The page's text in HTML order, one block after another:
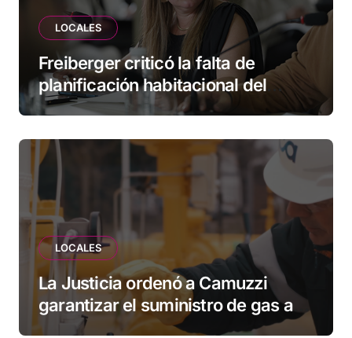
LOCALES
Freiberger criticó la falta de
planificación habitacional del
Municipio: “Vuoto deja afuera a
esperando”
LOCALES
La Justicia ordenó a Camuzzi
garantizar el suministro de gas a
una familia de Tolhuin